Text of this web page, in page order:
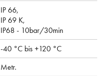
IP 66,
IP 69 K,
IP68 - 10bar/30min
-40 °C bis +120 °C
Metr.